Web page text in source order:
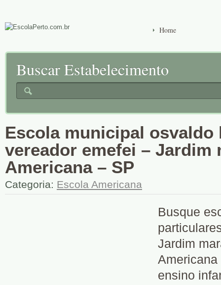
Home
Buscar Estabelecimento
Escola municipal osvaldo
vereador emefei – Jardim
Americana – SP
Categoria: Escola Americana
Busque
Jardim
Americana
ensino